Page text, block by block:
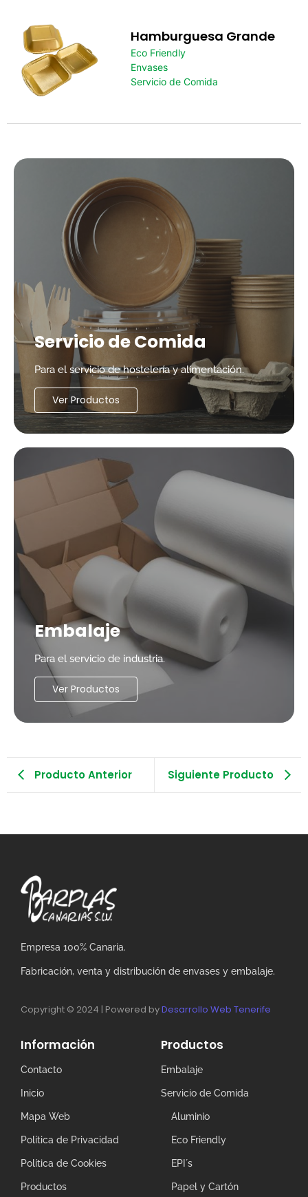
Hamburguesa Grande
Eco Friendly
Envases
Servicio de Comida
Servicio de Comida
Para el servicio de hostelería y alimentación.
Ver Productos
Embalaje
Para el servicio de industria.
Ver Productos
Producto Anterior Siguiente Producto
Empresa 100% Canaria.
Fabricación, venta y distribución de envases y embalaje.
Copyright © 2024 | Powered byDesarrollo Web Tenerife
Información
Contacto
Inicio
Mapa Web
Política de Privacidad
Política de Cookies
Productos
Productos
Embalaje
Servicio de Comida
Aluminio
Eco Friendly
EPI´s
Papel y Cartón